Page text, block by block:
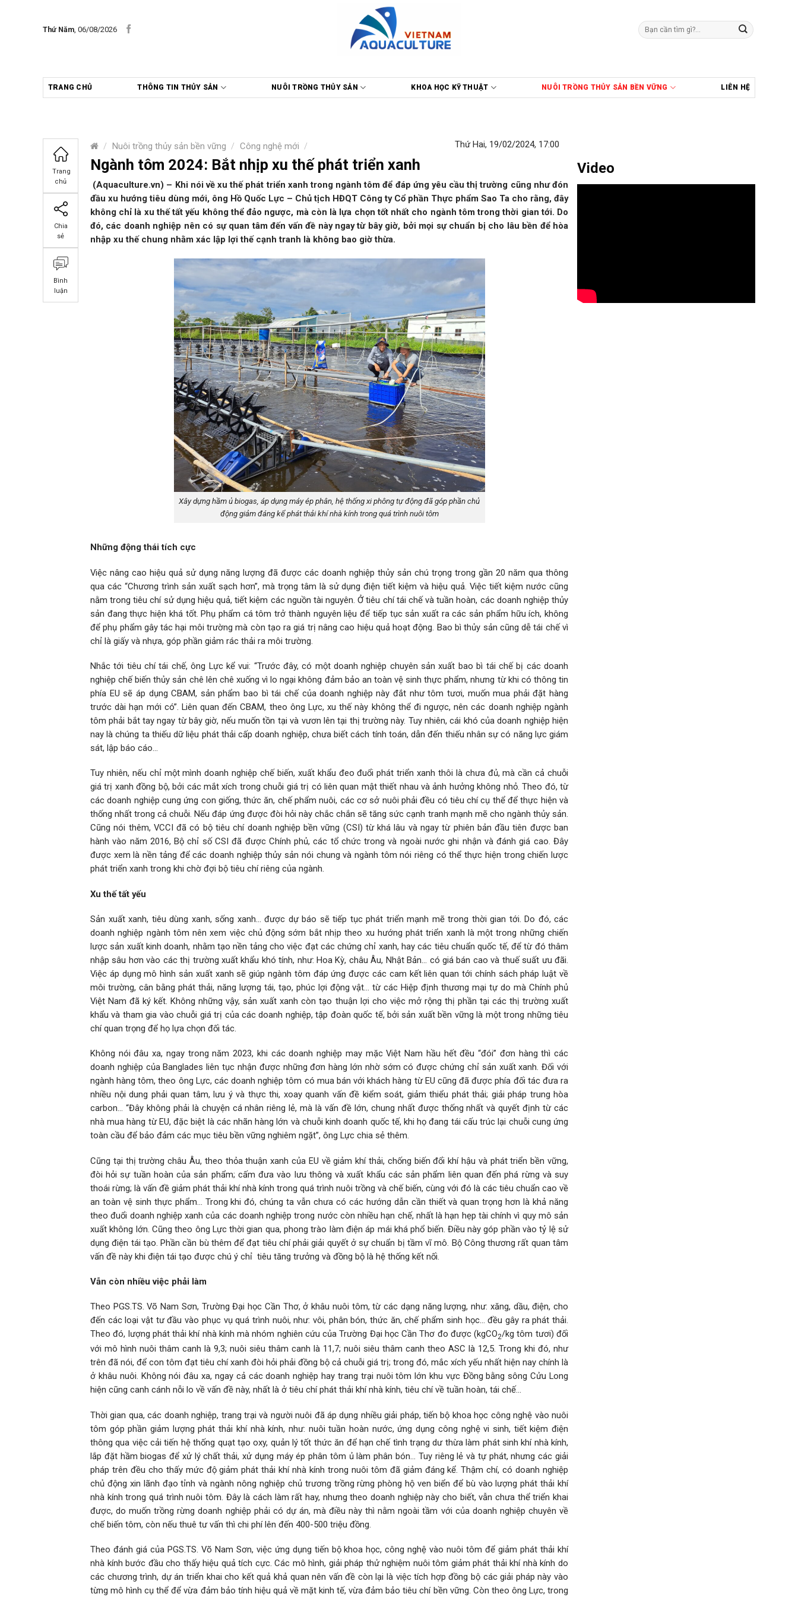
Thứ Năm, 06/08/2026
Tìm
kiếm:
TRANG CHỦ THÔNG TIN THỦY SẢN NUÔI TRỒNG THỦY SẢN KHOA HỌC KỸ THUẬT NUÔI TRỒNG THỦY SẢN BỀN VỮNG LIÊN HỆ
/ Nuôi trồng thủy sản bền vững / Công nghệ mới /
Trang
chủ
Chia
sẻ
Bình
luận
Thứ Hai, 19/02/2024, 17:00
Ngành tôm 2024: Bắt nhịp xu thế phát triển xanh
(Aquaculture.vn) – Khi nói về xu thế phát triển xanh trong ngành tôm để đáp ứng yêu cầu thị trường cũng như đón
đầu xu hướng tiêu dùng mới, ông Hồ Quốc Lực – Chủ tịch HĐQT Công ty Cổ phần Thực phẩm Sao Ta cho rằng, đây
không chỉ là xu thế tất yếu không thể đảo ngược, mà còn là lựa chọn tốt nhất cho ngành tôm trong thời gian tới. Do
đó, các doanh nghiệp nên có sự quan tâm đến vấn đề này ngay từ bây giờ, bởi mọi sự chuẩn bị cho lâu bền để hòa
nhập xu thế chung nhằm xác lập lợi thế cạnh tranh là không bao giờ thừa.
Xây dựng hầm ủ biogas, áp dụng máy ép phân, hệ thống xi phông tự động đã góp phần chủ
động giảm đáng kể phát thải khí nhà kính trong quá trình nuôi tôm
Những động thái tích cực
Việc nâng cao hiệu quả sử dụng năng lượng đã được các doanh nghiệp thủy sản chú trọng trong gần 20 năm qua thông
qua các “Chương trình sản xuất sạch hơn”, mà trọng tâm là sử dụng điện tiết kiệm và hiệu quả. Việc tiết kiệm nước cũng
nằm trong tiêu chí sử dụng hiệu quả, tiết kiệm các nguồn tài nguyên. Ở tiêu chí tái chế và tuần hoàn, các doanh nghiệp thủy
sản đang thực hiện khá tốt. Phụ phẩm cá tôm trở thành nguyên liệu để tiếp tục sản xuất ra các sản phẩm hữu ích, không
để phụ phẩm gây tác hại môi trường mà còn tạo ra giá trị nâng cao hiệu quả hoạt động. Bao bì thủy sản cũng dễ tái chế vì
chỉ là giấy và nhựa, góp phần giảm rác thải ra môi trường.
Nhắc tới tiêu chí tái chế, ông Lực kể vui: “Trước đây, có một doanh nghiệp chuyên sản xuất bao bì tái chế bị các doanh
nghiệp chế biến thủy sản chê lên chê xuống vì lo ngại không đảm bảo an toàn vệ sinh thực phẩm, nhưng từ khi có thông tin
phía EU sẽ áp dụng CBAM, sản phẩm bao bì tái chế của doanh nghiệp này đắt như tôm tươi, muốn mua phải đặt hàng
trước dài hạn mới có”. Liên quan đến CBAM, theo ông Lực, xu thế này không thể đi ngược, nên các doanh nghiệp ngành
tôm phải bắt tay ngay từ bây giờ, nếu muốn tồn tại và vươn lên tại thị trường này. Tuy nhiên, cái khó của doanh nghiệp hiện
nay là chúng ta thiếu dữ liệu phát thải cấp doanh nghiệp, chưa biết cách tính toán, dẫn đến thiếu nhân sự có năng lực giám
sát, lập báo cáo…
Tuy nhiên, nếu chỉ một mình doanh nghiệp chế biến, xuất khẩu đeo đuổi phát triển xanh thôi là chưa đủ, mà cần cả chuỗi
giá trị xanh đồng bộ, bởi các mắt xích trong chuỗi giá trị có liên quan mật thiết nhau và ảnh hưởng không nhỏ. Theo đó, từ
các doanh nghiệp cung ứng con giống, thức ăn, chế phẩm nuôi, các cơ sở nuôi phải đều có tiêu chí cụ thể để thực hiện và
thống nhất trong cả chuỗi. Nếu đáp ứng được đòi hỏi này chắc chắn sẽ tăng sức cạnh tranh mạnh mẽ cho ngành thủy sản.
Cũng nói thêm, VCCI đã có bộ tiêu chí doanh nghiệp bền vững (CSI) từ khá lâu và ngay từ phiên bản đầu tiên được ban
hành vào năm 2016, Bộ chỉ số CSI đã được Chính phủ, các tổ chức trong và ngoài nước ghi nhận và đánh giá cao. Đây
được xem là nền tảng để các doanh nghiệp thủy sản nói chung và ngành tôm nói riêng có thể thực hiện trong chiến lược
phát triển xanh trong khi chờ đợi bộ tiêu chí riêng của ngành.
Xu thế tất yếu
Sản xuất xanh, tiêu dùng xanh, sống xanh… được dự báo sẽ tiếp tục phát triển mạnh mẽ trong thời gian tới. Do đó, các
doanh nghiệp ngành tôm nên xem việc chủ động sớm bắt nhịp theo xu hướng phát triển xanh là một trong những chiến
lược sản xuất kinh doanh, nhằm tạo nền tảng cho việc đạt các chứng chỉ xanh, hay các tiêu chuẩn quốc tế, để từ đó thâm
nhập sâu hơn vào các thị trường xuất khẩu khó tính, như: Hoa Kỳ, châu Âu, Nhật Bản… có giá bán cao và thuế suất ưu đãi.
Việc áp dụng mô hình sản xuất xanh sẽ giúp ngành tôm đáp ứng được các cam kết liên quan tới chính sách pháp luật về
môi trường, cân bằng phát thải, năng lượng tái, tạo, phúc lợi động vật… từ các Hiệp định thương mại tự do mà Chính phủ
Việt Nam đã ký kết. Không những vậy, sản xuất xanh còn tạo thuận lợi cho việc mở rộng thị phần tại các thị trường xuất
khẩu và tham gia vào chuỗi giá trị của các doanh nghiệp, tập đoàn quốc tế, bởi sản xuất bền vững là một trong những tiêu
chí quan trọng để họ lựa chọn đối tác.
Không nói đâu xa, ngay trong năm 2023, khi các doanh nghiệp may mặc Việt Nam hầu hết đều “đói” đơn hàng thì các
doanh nghiệp của Banglades liên tục nhận được những đơn hàng lớn nhờ sớm có được chứng chỉ sản xuất xanh. Đối với
ngành hàng tôm, theo ông Lực, các doanh nghiệp tôm có mua bán với khách hàng từ EU cũng đã được phía đối tác đưa ra
nhiều nội dung phải quan tâm, lưu ý và thực thi, xoay quanh vấn đề kiểm soát, giảm thiểu phát thải; giải pháp trung hòa
carbon… “Đây không phải là chuyện cá nhân riêng lẻ, mà là vấn đề lớn, chung nhất được thống nhất và quyết định từ các
nhà mua hàng từ EU, đặc biệt là các nhãn hàng lớn và chuỗi kinh doanh quốc tế, khi họ đang tái cấu trúc lại chuỗi cung ứng
toàn cầu để bảo đảm các mục tiêu bền vững nghiêm ngặt”, ông Lực chia sẻ thêm.
Cũng tại thị trường châu Âu, theo thỏa thuận xanh của EU về giảm khí thải, chống biến đổi khí hậu và phát triển bền vững,
đòi hỏi sự tuần hoàn của sản phẩm; cấm đưa vào lưu thông và xuất khẩu các sản phẩm liên quan đến phá rừng và suy
thoái rừng; là vấn đề giảm phát thải khí nhà kính trong quá trình nuôi trồng và chế biến, cùng với đó là các tiêu chuẩn cao về
an toàn vệ sinh thực phẩm… Trong khi đó, chúng ta vẫn chưa có các hướng dẫn cần thiết và quan trọng hơn là khả năng
theo đuổi doanh nghiệp xanh của các doanh nghiệp trong nước còn nhiều hạn chế, nhất là hạn hẹp tài chính vì quy mô sản
xuất không lớn. Cũng theo ông Lực thời gian qua, phong trào làm điện áp mái khá phổ biến. Điều này góp phần vào tỷ lệ sử
dụng điện tái tạo. Phần cần bù thêm để đạt tiêu chí phải giải quyết ở sự chuẩn bị tầm vĩ mô. Bộ Công thương rất quan tâm
vấn đề này khi điện tái tạo được chú ý chỉ tiêu tăng trưởng và đồng bộ là hệ thống kết nối.
Vẫn còn nhiều việc phải làm
Theo PGS.TS. Võ Nam Sơn, Trường Đại học Cần Thơ, ở khâu nuôi tôm, từ các dạng năng lượng, như: xăng, dầu, điện, cho
đến các loại vật tư đầu vào phục vụ quá trình nuôi, như: vôi, phân bón, thức ăn, chế phẩm sinh học… đều gây ra phát thải.
Theo đó, lượng phát thải khí nhà kính mà nhóm nghiên cứu của Trường Đại học Cần Thơ đo được (kgCO2/kg tôm tươi) đối
với mô hình nuôi thâm canh là 9,3; nuôi siêu thâm canh là 11,7; nuôi siêu thâm canh theo ASC là 12,5. Trong khi đó, như
trên đã nói, để con tôm đạt tiêu chí xanh đòi hỏi phải đồng bộ cả chuỗi giá trị; trong đó, mắc xích yếu nhất hiện nay chính là
ở khâu nuôi. Không nói đâu xa, ngay cả các doanh nghiệp hay trang trại nuôi tôm lớn khu vực Đồng bằng sông Cửu Long
hiện cũng canh cánh nỗi lo về vấn đề này, nhất là ở tiêu chí phát thải khí nhà kính, tiêu chí về tuần hoàn, tái chế…
Thời gian qua, các doanh nghiệp, trang trại và người nuôi đã áp dụng nhiều giải pháp, tiến bộ khoa học công nghệ vào nuôi
tôm góp phần giảm lượng phát thải khí nhà kính, như: nuôi tuần hoàn nước, ứng dụng công nghệ vi sinh, tiết kiệm điện
thông qua việc cải tiến hệ thống quạt tạo oxy, quản lý tốt thức ăn để hạn chế tình trạng dư thừa làm phát sinh khí nhà kính,
lắp đặt hầm biogas để xử lý chất thải, xử dụng máy ép phân tôm ủ làm phân bón… Tuy riêng lẻ và tự phát, nhưng các giải
pháp trên đều cho thấy mức độ giảm phát thải khí nhà kính trong nuôi tôm đã giảm đáng kể. Thậm chí, có doanh nghiệp
chủ động xin lãnh đạo tỉnh và ngành nông nghiệp chủ trương trồng rừng phòng hộ ven biển để bù vào lượng phát thải khí
nhà kính trong quá trình nuôi tôm. Đây là cách làm rất hay, nhưng theo doanh nghiệp này cho biết, vẫn chưa thể triển khai
được, do muốn trồng rừng doanh nghiệp phải có dự án, mà điều này thì nằm ngoài tầm với của doanh nghiệp chuyên về
chế biến tôm, còn nếu thuê tư vấn thì chi phí lên đến 400-500 triệu đồng.
Theo đánh giá của PGS.TS. Võ Nam Sơn, việc ứng dụng tiến bộ khoa học, công nghệ vào nuôi tôm để giảm phát thải khí
nhà kính bước đầu cho thấy hiệu quả tích cực. Các mô hình, giải pháp thử nghiệm nuôi tôm giảm phát thải khí nhà kính do
các chương trình, dự án triển khai cho kết quả khả quan nên vấn đề còn lại là việc tích hợp đồng bộ các giải pháp này vào
từng mô hình cụ thể để vừa đảm bảo tính hiệu quả về mặt kinh tế, vừa đảm bảo tiêu chí bền vững. Còn theo ông Lực, trong
Video